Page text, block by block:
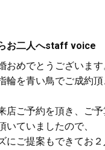
お二人へstaff voice
おめでとうございます
輪を青い鳥でご成約
店ご予約を頂き、ご
いていましたので、
にご提案もできてお